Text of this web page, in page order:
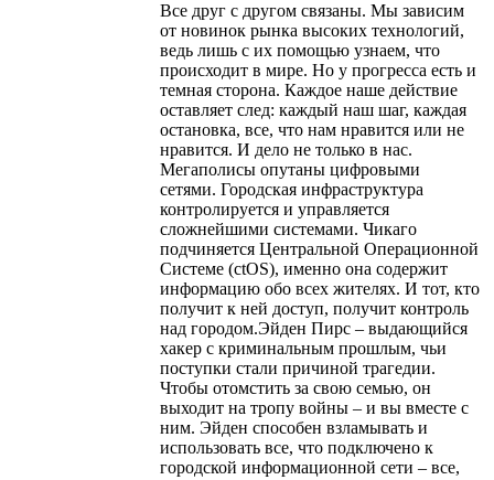
Все друг с другом связаны. Мы зависим
от новинок рынка высоких технологий,
ведь лишь с их помощью узнаем, что
происходит в мире. Но у прогресса есть и
темная сторона. Каждое наше действие
оставляет след: каждый наш шаг, каждая
остановка, все, что нам нравится или не
нравится. И дело не только в нас.
Мегаполисы опутаны цифровыми
сетями. Городская инфраструктура
контролируется и управляется
сложнейшими системами. Чикаго
подчиняется Центральной Операционной
Системе (ctOS), именно она содержит
информацию обо всех жителях. И тот, кто
получит к ней доступ, получит контроль
над городом.Эйден Пирс – выдающийся
хакер с криминальным прошлым, чьи
поступки стали причиной трагедии.
Чтобы отомстить за свою семью, он
выходит на тропу войны – и вы вместе с
ним. Эйден способен взламывать и
использовать все, что подключено к
городской информационной сети – все,